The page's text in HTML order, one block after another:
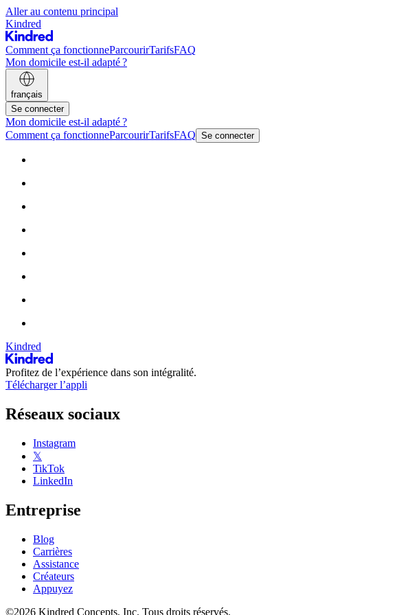
Aller au contenu principal
Kindred
Comment ça fonctionneParcourirTarifsFAQ
Mon domicile est-il adapté ?
français
Se connecter
Mon domicile est-il adapté ?
Comment ça fonctionneParcourirTarifsFAQ Se connecter
Kindred
Profitez de l’expérience dans son intégralité.
Télécharger l’appli
Réseaux sociaux
Instagram
𝕏
TikTok
LinkedIn
Entreprise
Blog
Carrières
Assistance
Créateurs
Appuyez
©2026 Kindred Concepts, Inc. Tous droits réservés.